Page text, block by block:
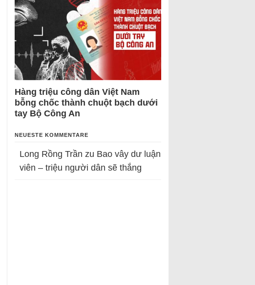
Hàng triệu công dân Việt Nam
bỗng chốc thành chuột bạch dưới
tay Bộ Công An
NEUESTE KOMMENTARE
Long Rồng Trần zu Bao vây dư luận
viên – triệu người dân sẽ thắng